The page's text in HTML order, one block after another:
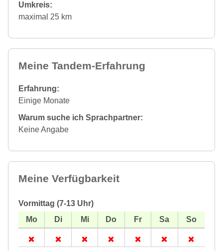
Umkreis:
maximal 25 km
Meine Tandem-Erfahrung
Erfahrung:
Einige Monate
Warum suche ich Sprachpartner:
Keine Angabe
Meine Verfügbarkeit
Vormittag (7-13 Uhr)